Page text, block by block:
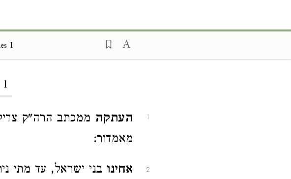
1
1 העתקה ממכתב הרה"ק
מאמדור:
2 אחינו בני ישראל, עד מתי